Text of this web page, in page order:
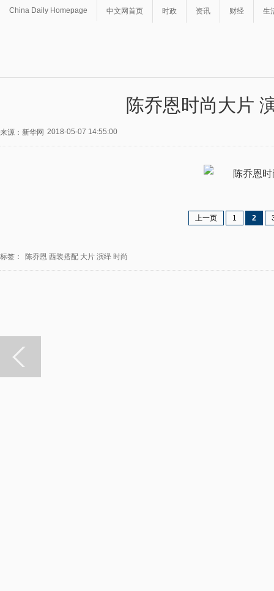
China Daily Homepage 中文网首页 时政 资讯 财经 生
陈乔恩时尚大片
来源：新华网 2018-05-07 14:55:00
上一页 1 2
标签： 陈乔恩 西装搭配 大片 演绎 时尚